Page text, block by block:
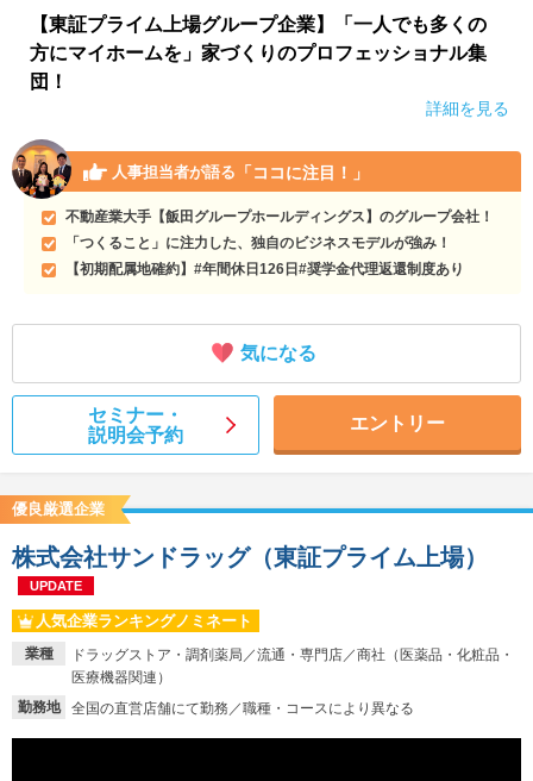
【東証プライム上場グループ企業】「一人でも多くの
方にマイホームを」家づくりのプロフェッショナル集
団！
詳細を見る
人事担当者が語る 「ココに注目！」
不動産業大手【飯田グループホールディングス】のグループ会社！
「つくること」に注力した、独自のビジネスモデルが強み！
【初期配属地確約】#年間休日126日#奨学金代理返還制度あり
気になる
セミナー・
説明会予約
エントリー
優良厳選企業
業種
ドラッグストア・調剤薬局／流通・専門店／商社（医薬品・化粧品・
医療機器関連）
勤務地
全国の直営店舗にて勤務／職種・コースにより異なる
株式会社サンドラッグ（東証プライム上場）
UPDATE
人気企業ランキングノミネート